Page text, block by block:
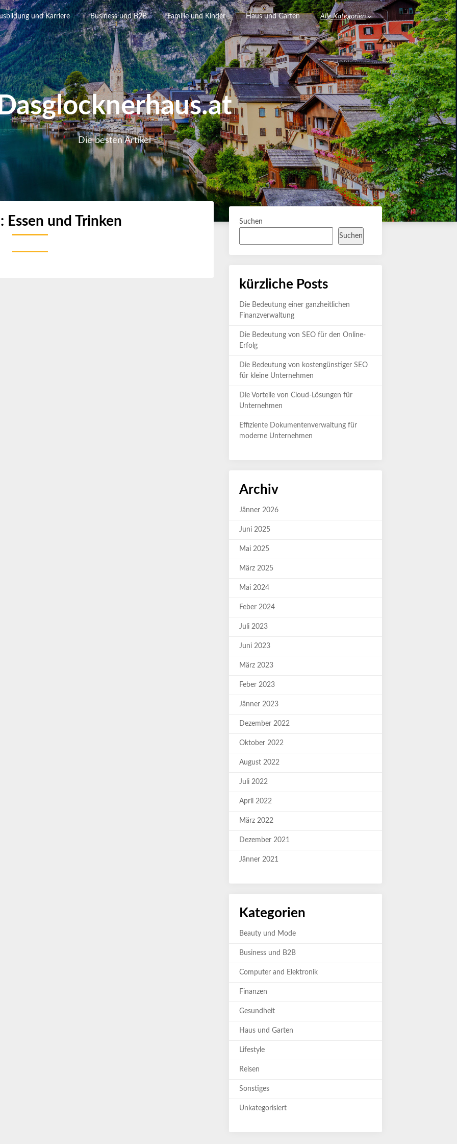
und Karriere Business und B2B Familie und Kinder Haus und Garten Alle Kategorien
Die besten Artikel
Essen und Trinken
Suchen
Suchen
kürzliche Posts
Die Bedeutung einer ganzheitlichen
Finanzverwaltung
Die Bedeutung von SEO für den Online-
Erfolg
Die Bedeutung von kostengünstiger SEO
für kleine Unternehmen
Die Vorteile von Cloud-Lösungen für
Unternehmen
Effiziente Dokumentenverwaltung für
moderne Unternehmen
Archiv
Jänner 2026
Juni 2025
Mai 2025
März 2025
Mai 2024
Feber 2024
Juli 2023
Juni 2023
März 2023
Feber 2023
Jänner 2023
Dezember 2022
Oktober 2022
August 2022
Juli 2022
April 2022
März 2022
Dezember 2021
Jänner 2021
Kategorien
Beauty und Mode
Business und B2B
Computer and Elektronik
Finanzen
Gesundheit
Haus und Garten
Lifestyle
Reisen
Sonstiges
Unkategorisiert